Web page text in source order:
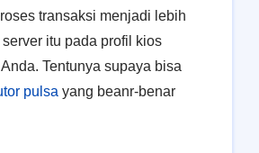
transaksi menjadi lebih
itu pada profil kios
Tentunya supaya bisa
pulsa yang beanr-benar